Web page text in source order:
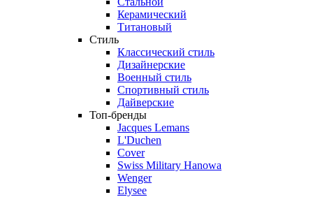
Керамический
Титановый
Стиль
Классический стиль
Дизайнерские
Военный стиль
Спортивный стиль
Дайверские
Топ-бренды
Jacques Lemans
L'Duchen
Cover
Swiss Military Hanowa
Wenger
Elysee